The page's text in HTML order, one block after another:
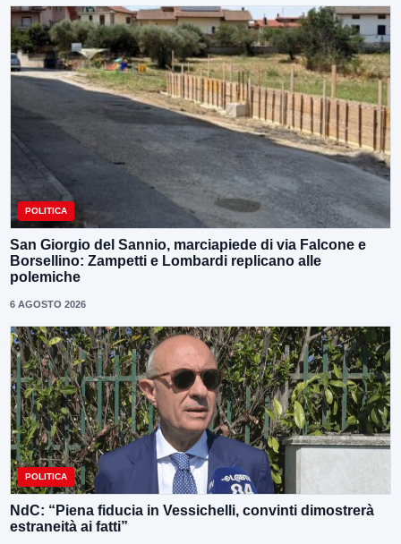
POLITICA
San Giorgio del Sannio, marciapiede di via Falcone e
Borsellino: Zampetti e Lombardi replicano alle
polemiche
6 AGOSTO 2026
POLITICA
NdC: “Piena fiducia in Vessichelli, convinti dimostrerà
estraneità ai fatti”